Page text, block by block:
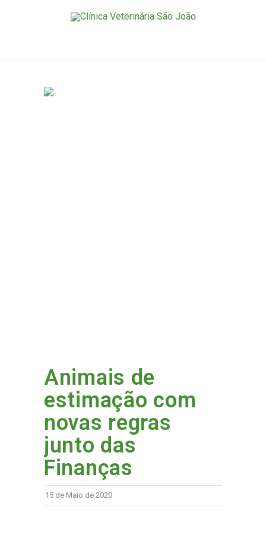
Animais de
estimação com
novas regras
junto das
Finanças
15 de Maio de 2020